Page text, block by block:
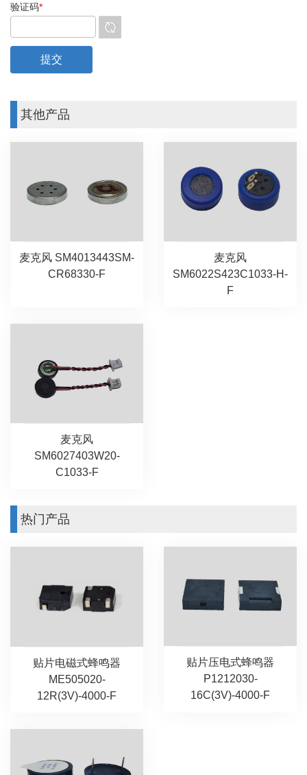
验证码*
其他产品
麦克风 SM4013443SM-
CR68330-F
麦克风
SM6022S423C1033-H-
F
麦克风
SM6027403W20-
C1033-F
热门产品
贴片电磁式蜂鸣器
ME505020-
12R(3V)-4000-F
贴片压电式蜂鸣器
P1212030-
16C(3V)-4000-F